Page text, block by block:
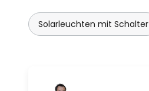
Solarleuchten mit Schalter